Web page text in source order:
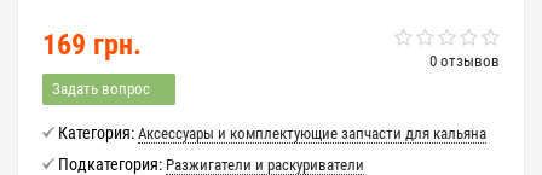
0 отзывов
169 грн.
Задать вопрос
Категория: Аксессуары и комплектующие запчасти для кальяна
Подкатегория: Разжигатели и раскуриватели